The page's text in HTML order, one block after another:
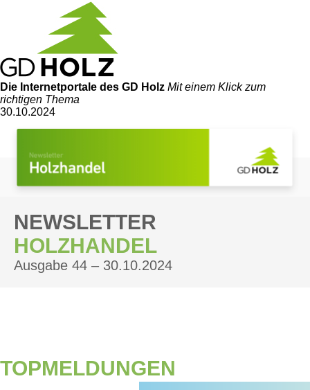
Die Internetportale des GD Holz Mit einem Klick zum
richtigen Thema
30.10.2024
NEWSLETTER
HOLZHANDEL
Ausgabe 44 – 30.10.2024
TOPMELDUNGEN